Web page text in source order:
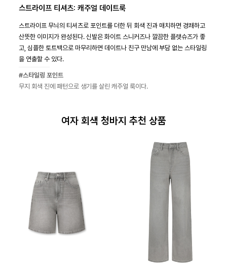
스트라이프 티셔츠: 캐주얼 데이트룩
스트라이프 무늬의 티셔츠로 포인트를 더한 뒤 회색 진과 매치하면 경쾌하고
산뜻한 이미지가 완성된다. 신발은 화이트 스니커즈나 깔끔한 플랫슈즈가 좋
고, 심플한 토트백으로 마무리하면 데이트나 친구 만남에 부담 없는 스타일링
을 연출할 수 있다.
#스타일링 포인트
무지 회색 진에 패턴으로 생기를 살린 캐주얼 룩이다.
여자 회색 청바지 추천 상품